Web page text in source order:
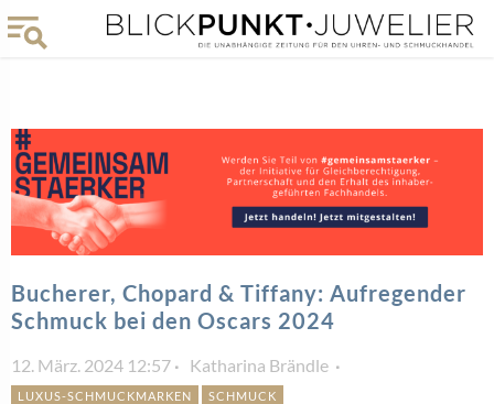
Bucherer, Chopard & Tiffany: Aufregender
Schmuck bei den Oscars 2024
12. März. 2024 12:57 Katharina Brändle
LUXUS-SCHMUCKMARKEN SCHMUCK